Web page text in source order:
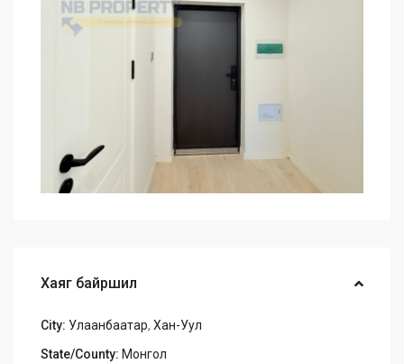
Хаяг байршил
City: Улаанбаатар,Хан-Уул
State/County: Монгол